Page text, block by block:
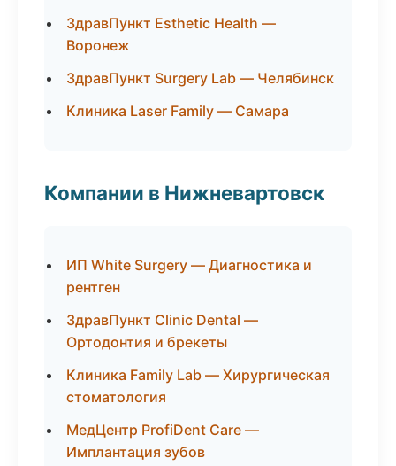
ЗдравПункт Esthetic Health —
Воронеж
ЗдравПункт Surgery Lab — Челябинск
Клиника Laser Family — Самара
Компании в Нижневартовск
ИП White Surgery — Диагностика и
рентген
ЗдравПункт Clinic Dental —
Ортодонтия и брекеты
Клиника Family Lab — Хирургическая
стоматология
МедЦентр ProfiDent Care —
Имплантация зубов